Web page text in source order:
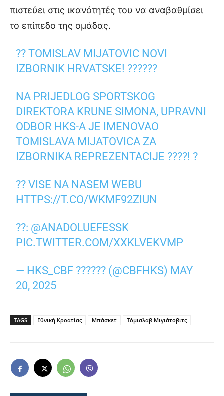
πιστεύει στις ικανότητές του να αναβαθμίσει
το επίπεδο της ομάδας.
?? TOMISLAV MIJATOVIC NOVI
IZBORNIK HRVATSKE! ??????
NA PRIJEDLOG SPORTSKOG
DIREKTORA KRUNE SIMONA, UPRAVNI
ODBOR HKS-A JE IMENOVAO
TOMISLAVA MIJATOVICA ZA
IZBORNIKA REPREZENTACIJE ????! ?
?? VISE NA NASEM WEBU
HTTPS://T.CO/WKMF92ZIUN
??: @ANADOLUEFESSK
PIC.TWITTER.COM/XXKLVEKVMP
— HKS_CBF ?????? (@CBFHKS) MAY
20, 2025
TAGS Εθνική Κροατίας Μπάσκετ Τόμισλαβ Μιγιάτοβιτς